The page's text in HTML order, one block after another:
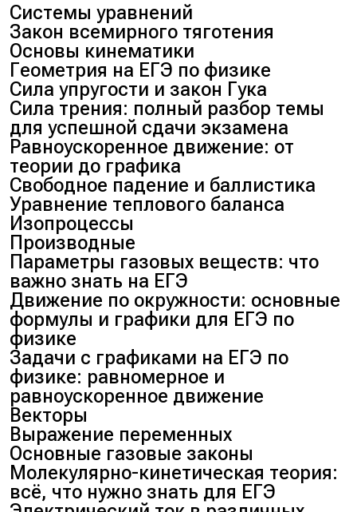
Системы уравнений
Закон всемирного тяготения
Основы кинематики
Геометрия на ЕГЭ по физике
Сила упругости и закон Гука
Сила трения: полный разбор темы
для успешной сдачи экзамена
Равноускоренное движение: от
теории до графика
Свободное падение и баллистика
Уравнение теплового баланса
Изопроцессы
Производные
Параметры газовых веществ: что
важно знать на ЕГЭ
Движение по окружности: основные
формулы и графики для ЕГЭ по
физике
Задачи с графиками на ЕГЭ по
физике: равномерное и
равноускоренное движение
Векторы
Выражение переменных
Основные газовые законы
Молекулярно-кинетическая теория:
всё, что нужно знать для ЕГЭ